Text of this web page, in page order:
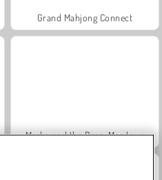
Grand Mahjong Connect
Masha and the Bear: Meadows